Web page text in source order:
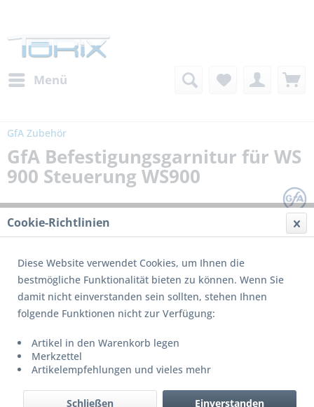
Menü
GfA Zubehör
GfA Befestigungsgarnitur für WS
900 Steuerung WS900
Cookie-Richtlinien
Diese Website verwendet Cookies, um Ihnen die
bestmögliche Funktionalität bieten zu können. Wenn Sie
damit nicht einverstanden sein sollten, stehen Ihnen
folgende Funktionen nicht zur Verfügung:
Artikel in den Warenkorb legen
Merkzettel
Artikelempfehlungen und vieles mehr
Einverstanden
Schließen